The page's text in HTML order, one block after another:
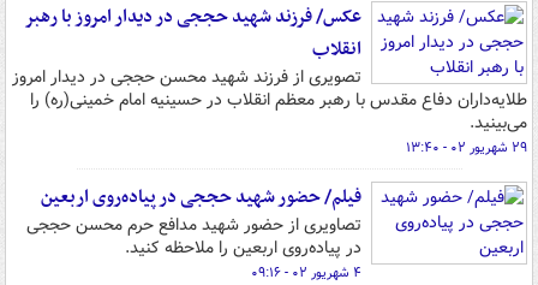
عکس/ فرزند شهید حججی در دیدار امروز با رهبر
انقلاب
تصویری از فرزند شهید محسن حججی در دیدار امروز
طلایه‌داران دفاع مقدس با رهبر معظم انقلاب در حسینیه امام خمینی(ره) را
می‌بینید.
۲۹ شهریور ۰۲ - ۱۳:۴۰
فیلم/ حضور شهید حججی در پیاده‌روی اربعین
تصاویری از حضور شهید مدافع حرم محسن حججی
در پیاده‌روی اربعین را ملاحظه کنید.
۴ شهریور ۰۲ - ۰۹:۱۶